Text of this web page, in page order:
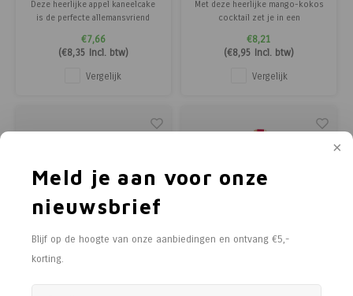
Meld je aan voor onze
nieuwsbrief
Blijf op de hoogte van onze aanbiedingen en ontvang €5,-
korting.
Deze heerlijke appel kaneelcake
is de perfecte allemansvriend
zegt. Fris, kruidig en
onweerstaanbaar lekker, precies
wat je wilt voor een gezellig
wintermoment of als warm
€7,66
(€8,35 Incl. btw)
Vergelijk
Met deze heerlijke mango-kokos
cocktail zet je in een
op tafel. Perfect voor een
zonnige zomerdag, maar ook een
oppepper tijdens een winterdip!
In de fles vind je de ideale mix van
€8,21
(€8,95 Incl. btw)
Vergelijk